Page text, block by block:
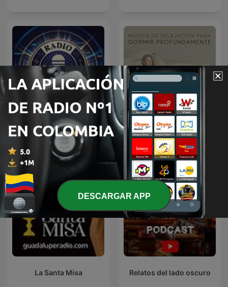
Emisora Cristiana
Música de Relajación para
DORMIR
La Santa Misa Relatos del lado oscuro
DESCARGAR APP